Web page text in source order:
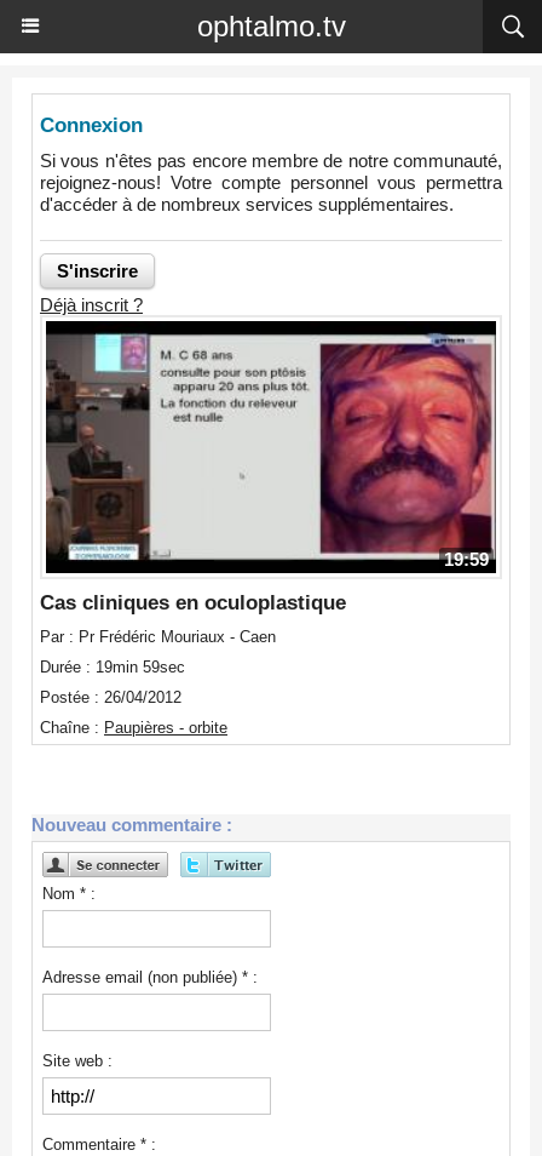
ophtalmo.tv
Connexion
Si vous n'êtes pas encore membre de notre communauté,
rejoignez-nous! Votre compte personnel vous permettra
d'accéder à de nombreux services supplémentaires.
Déjà inscrit ?
19:59
Cas cliniques en oculoplastique
Par : Pr Frédéric Mouriaux - Caen
Durée : 19min 59sec
Postée : 26/04/2012
Chaîne : Paupières - orbite
Nouveau commentaire :
Nom * :
Adresse email (non publiée) * :
Site web :
Commentaire * :